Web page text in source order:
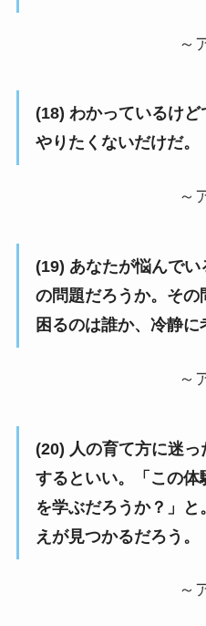
～
(18) わかっているけ
やりたくないだけだ。
～
(19) あなたが悩んで
の問題だろうか。その
困るのは誰か、冷静に
～
(20) 人の育て方に迷
するといい。「この
を学ぶだろうか？」
えが見つかるだろう。
～